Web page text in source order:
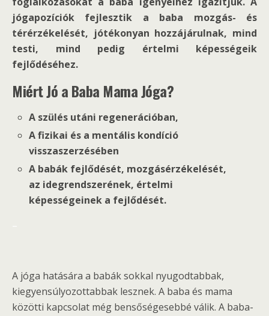
jógapozíciók fejlesztik a baba mozgás- és
térérzékelését, jótékonyan hozzájárulnak, mind
testi, mind pedig értelmi képességeik
fejlődéséhez.
Miért Jó a Baba Mama Jóga?
A szülés utáni regenerációban,
A fizikai és a mentális kondíció
visszaszerzésében
A babák fejlődését, mozgásérzékelését,
az idegrendszerének, értelmi
képességeinek a fejlődését.
–
A jóga hatására a babák sokkal nyugodtabbak,
kiegyensúlyozottabbak lesznek. A baba és mama
közötti kapcsolat még bensőségesebbé válik. A baba-